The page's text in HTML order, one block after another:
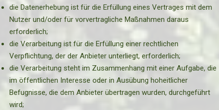
die Datenerhebung ist für die Erfüllung eines Vertrages mit dem
Nutzer und/oder für vorvertragliche Maßnahmen daraus
erforderlich;
die Verarbeitung ist für die Erfüllung einer rechtlichen
Verpflichtung, der der Anbieter unterliegt, erforderlich;
die Verarbeitung steht im Zusammenhang mit einer Aufgabe, die
im öffentlichen Interesse oder in Ausübung hoheitlicher
Befugnisse, die dem Anbieter übertragen wurden, durchgeführt
wird;